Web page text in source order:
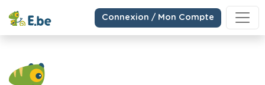
Connexion / Mon Compte